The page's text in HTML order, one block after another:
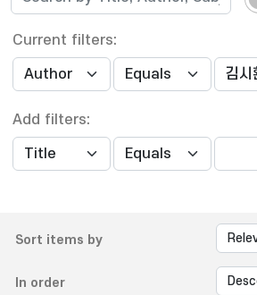
Current filters:
Add filters:
Sort items by
In order